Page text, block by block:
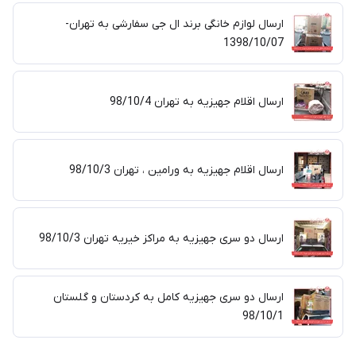
ارسال لوازم خانگی برند ال جی سفارشی به تهران-
1398/10/07
ارسال اقلام جهیزیه به تهران 98/10/4
ارسال اقلام جهیزیه به ورامین ، تهران 98/10/3
ارسال دو سری جهیزیه به مراکز خیریه تهران 98/10/3
ارسال دو سری جهیزیه کامل به کردستان و گلستان
98/10/1